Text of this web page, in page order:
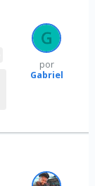
por
Gabriel